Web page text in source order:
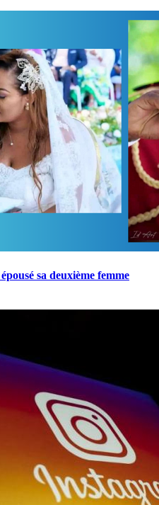
sa deuxième femme